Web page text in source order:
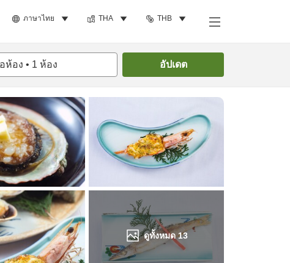
ภาษาไทย THA THB
ห้อง • 1 ห้อง อัปเดต
ดูทั้งหมด13
ค้นหาห้องพัก